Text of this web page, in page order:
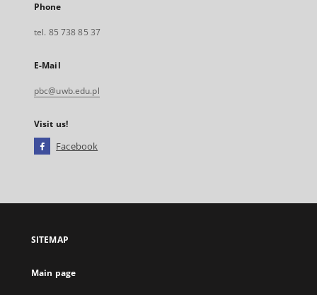
Phone
tel. 85 738 85 37
E-Mail
pbc@uwb.edu.pl
Visit us!
Facebook
open
new
SITEMAP
Main page